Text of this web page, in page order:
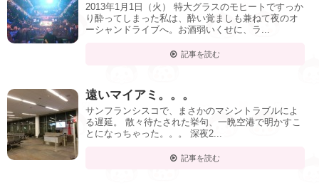
2013年1月1日（火） 特大グラスのモヒートですっか
り酔ってしまった私は、酔い覚ましも兼ねて夜のオ
ーシャンドライブへ。お酒弱いくせに、ラ...
記事を読む
遠いマイアミ。。。
サンフランシスコで、まさかのマシントラブルによ
る遅延。 散々待たされた挙句、一晩空港で明かすこ
とになっちゃった。。。 深夜2...
記事を読む